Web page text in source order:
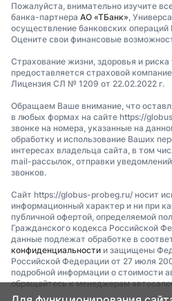
Пожалуйста, внимательно изучите
банка-партнера АО «ТБанк»,
осуществление банковских
Оцените свои финансовые
Страхование жизни, здоровья и
предоставляется страховой
Лицензия СЛ № 1209 от 22.02.2022 г.
Обращаем Ваше внимание, что
в любых формах на сайте https://
звонке на номера, указанные на
обработку и использование Ваших
интересах владельца сайта, в том
mail-рассылок, отправки
звонков.
Сайт https://globus-probeg.ru/ носит
информационный характер и ни при
публичной офертой, определяемой
Гражданского кодекса Российской
данные подлежат обработке в
конфиденциальности и защищены
Российской Федерации от 27 июля
подробной информации о стоимости
обращайтесь к менеджерам